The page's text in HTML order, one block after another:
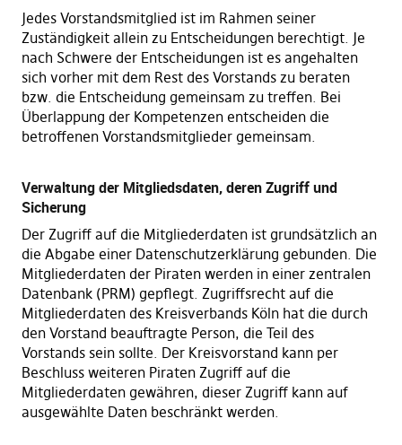
Jedes Vorstandsmitglied ist im Rahmen seiner
Zuständigkeit allein zu Entscheidungen berechtigt. Je
nach Schwere der Entscheidungen ist es angehalten
sich vorher mit dem Rest des Vorstands zu beraten
bzw. die Entscheidung gemeinsam zu treffen. Bei
Überlappung der Kompetenzen entscheiden die
betroffenen Vorstandsmitglieder gemeinsam.
Verwaltung der Mitgliedsdaten, deren Zugriff und
Sicherung
Der Zugriff auf die Mitgliederdaten ist grundsätzlich an
die Abgabe einer Datenschutzerklärung gebunden. Die
Mitgliederdaten der Piraten werden in einer zentralen
Datenbank (PRM) gepflegt. Zugriffsrecht auf die
Mitgliederdaten des Kreisverbands Köln hat die durch
den Vorstand beauftragte Person, die Teil des
Vorstands sein sollte. Der Kreisvorstand kann per
Beschluss weiteren Piraten Zugriff auf die
Mitgliederdaten gewähren, dieser Zugriff kann auf
ausgewählte Daten beschränkt werden.